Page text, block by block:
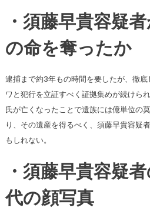
・須藤早貴容疑
の命を奪ったか
逮捕まで約3年もの時間を要したが、徹
ワと犯行を立証すべく証拠集めが続けら
氏が亡くなったことで遺族には億単位の
り、その遺産を得るべく、須藤早貴容疑
もしれない。
・須藤早貴容疑
代の顔写真